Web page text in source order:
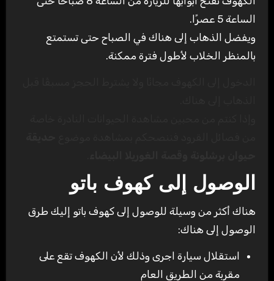
الساعة 5 عصرًا.
ويفضل الذهاب إلى هناك في الصباح حتى تستمتع
بالمنظر الخلاب لأطول فترة ممكنة.
الوصول إلى كهوف باتو
هناك أكثر من وسيلة للوصول إلى كهوف باتو إليك طرق
الوصول إلى هناك:
استقلال سيارة اجرى وذلك لأن الكهوف تقع على
مقربة من الطريق العام